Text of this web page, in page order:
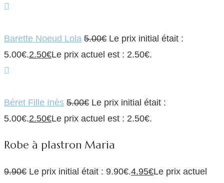
Barette Noeud Lola 5.00€ Le prix initial était :
5.00€.2.50€Le prix actuel est : 2.50€.
Béret Fille Inès 5.00€ Le prix initial était :
5.00€.2.50€Le prix actuel est : 2.50€.
Robe à plastron Maria
9.90€ Le prix initial était : 9.90€.4.95€Le prix actuel